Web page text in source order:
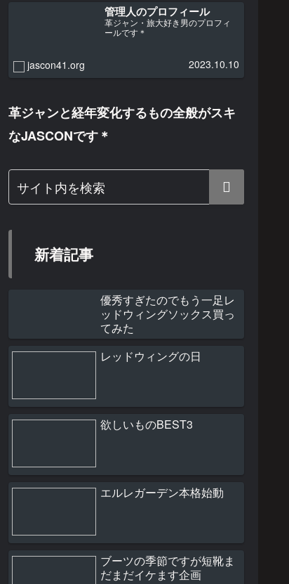
管理人のプロフィール
革ジャン・旅大好き男のプロフィ
ールです＊
jascon41.org 2023.10.10
革ジャンと経年変化するもの全般がスキ
なJASCONです＊
新着記事
優秀すぎたのでもう一足レ
ッドウィングソックス買っ
てみた
レッドウィングの日
欲しいものBEST3
エルレガーデン本格始動
ブーツの季節ですが短靴ま
だまだイケます企画